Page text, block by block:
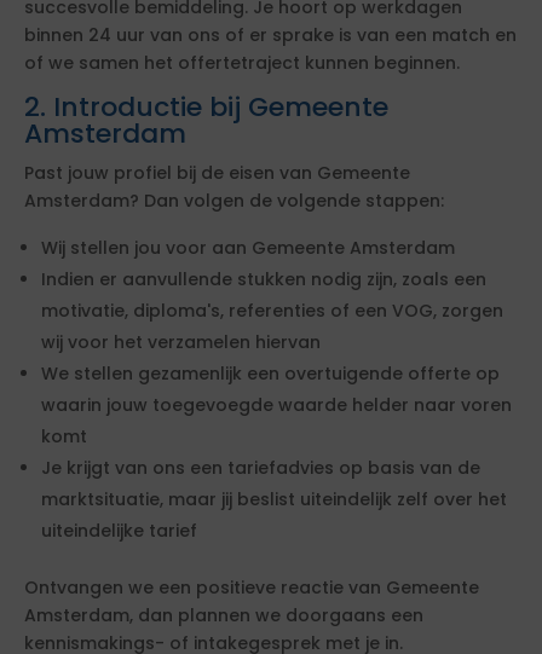
succesvolle bemiddeling. Je hoort op werkdagen
binnen 24 uur van ons of er sprake is van een match en
of we samen het offertetraject kunnen beginnen.
2. Introductie bij Gemeente
Amsterdam
Past jouw profiel bij de eisen van Gemeente
Amsterdam? Dan volgen de volgende stappen:
Wij stellen jou voor aan Gemeente Amsterdam
Indien er aanvullende stukken nodig zijn, zoals een
motivatie, diploma's, referenties of een VOG, zorgen
wij voor het verzamelen hiervan
We stellen gezamenlijk een overtuigende offerte op
waarin jouw toegevoegde waarde helder naar voren
komt
Je krijgt van ons een tariefadvies op basis van de
marktsituatie, maar jij beslist uiteindelijk zelf over het
uiteindelijke tarief
Ontvangen we een positieve reactie van Gemeente
Amsterdam, dan plannen we doorgaans een
kennismakings- of intakegesprek met je in.